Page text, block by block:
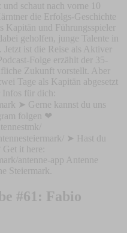
schaut nach vorne 10
die Erfolgs-Geschichte
Kapitän und Führungsspieler
geholfen, junge Talente in
ist die Reise als Aktiver
Folge erzählt der 35-
Zukunft vorstellt. Aber
Tage als Kapitän abgesetzt
für dich:
➤ Gerne kannst du uns
folgen ❤
➤ Hast du
it here:
antenne-app Antenne
Steiermark.
#61: Fabio